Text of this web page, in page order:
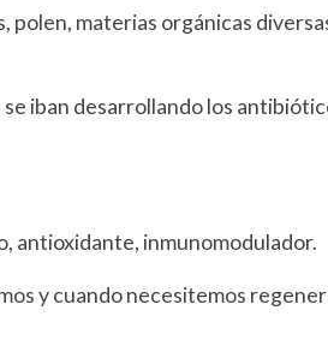
materias orgánicas
iban desarrollando los
antioxidante, inmunomodulador.
y cuando necesitemos